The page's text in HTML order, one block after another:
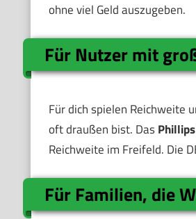
ohne viel Geld auszugeben.
Für Nutzer mit
Für dich spielen Reichweite
oft draußen bist. Das
Reichweite im Freifeld. Die
Für Familien, die